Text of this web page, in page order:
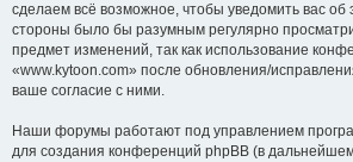
сделаем всё возможное, чтобы уведомить вас об
стороны было бы разумным регулярно
предмет изменений, так как использование
«www.kytoon.com» после обновления/
ваше согласие с ними.
Наши форумы работают под управлением
для создания конференций phpBB (в